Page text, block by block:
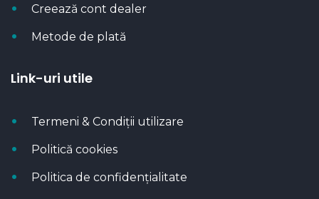
Creează cont dealer
Metode de plată
Link-uri utile
Termeni & Condiții utilizare
Politică cookies
Politica de confidențialitate